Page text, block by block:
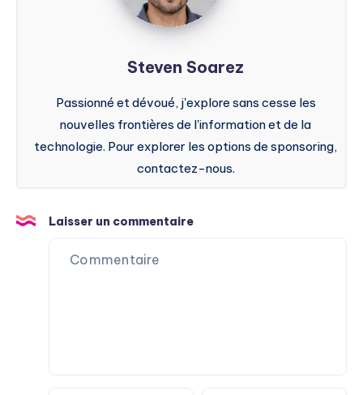
Steven Soarez
Passionné et dévoué, j'explore sans cesse les
nouvelles frontières de l'information et de la
technologie. Pour explorer les options de sponsoring,
contactez-nous.
Laisser un commentaire